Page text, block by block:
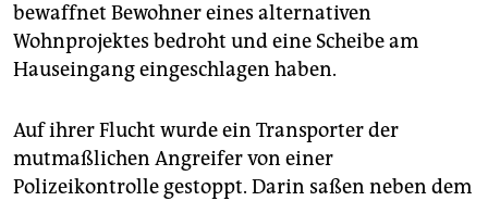
bewaffnet Bewohner eines alternativen
Wohnprojektes bedroht und eine Scheibe am
Hauseingang eingeschlagen haben.
Auf ihrer Flucht wurde ein Transporter der
mutmaßlichen Angreifer von einer
Polizeikontrolle gestoppt. Darin saßen neben dem